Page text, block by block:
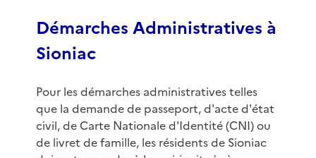
Démarches Administratives à
Sioniac
Pour les démarches administratives telles
que la demande de passeport, d'acte d'état
civil, de Carte Nationale d'Identité (CNI) ou
de livret de famille, les résidents de Sioniac